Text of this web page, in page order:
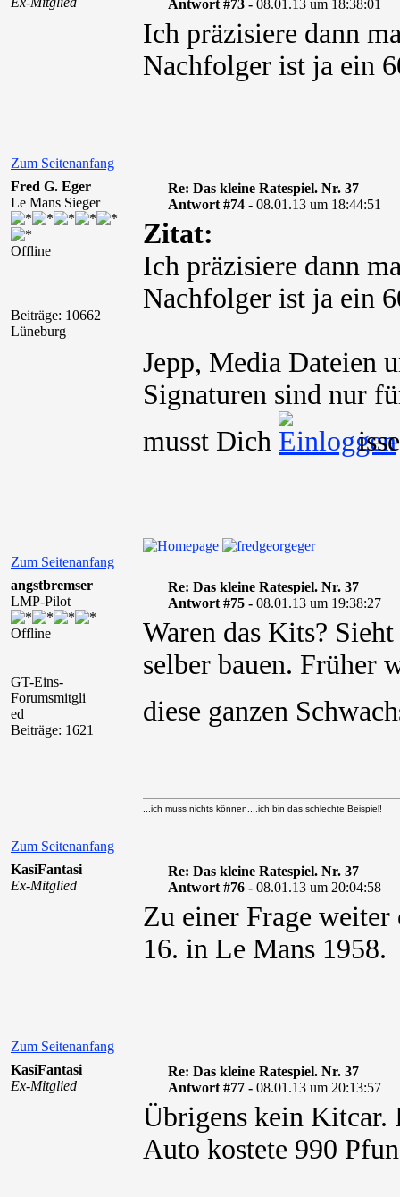
Antwort #73 - 08.01.13 um 18:38:01
Ich präzisiere dann
Nachfolger ist ja ein
Zum Seitenanfang
Fred G. Eger
Le Mans Sieger
Offline
Beiträge: 10662
Lüneburg
Re: Das kleine Ratespiel. Nr. 37
Antwort #74 - 08.01.13 um 18:44:51
Zitat:
Ich präzisiere dann
Nachfolger ist ja ein
Jepp, Media Dateien
Signaturen sind nur
musst Dich
Zum Seitenanfang
angstbremser
LMP-Pilot
Offline
GT-Eins-
Forumsmitgli
ed
Beiträge: 1621
Re: Das kleine Ratespiel. Nr. 37
Antwort #75 - 08.01.13 um 19:38:27
Waren das Kits?
selber bauen. Früher
diese ganzen
Zum Seitenanfang
...ich muss nichts können....ich bin das schlechte Beispiel!
KasiFantasi
Ex-Mitglied
Re: Das kleine Ratespiel. Nr. 37
Antwort #76 - 08.01.13 um 20:04:58
Zu einer Frage weiter
16. in Le Mans 1958.
Zum Seitenanfang
KasiFantasi
Ex-Mitglied
Re: Das kleine Ratespiel. Nr. 37
Antwort #77 - 08.01.13 um 20:13:57
Übrigens kein Kitcar.
Auto kostete 990